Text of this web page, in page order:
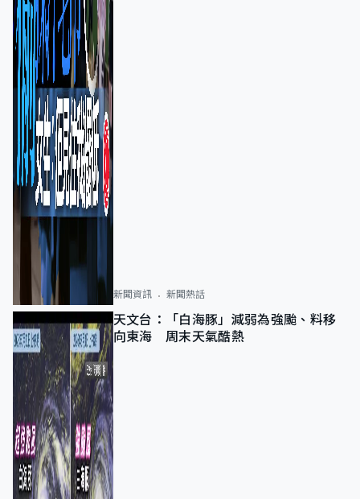
新聞資訊 新聞熱話
天文台：「白海豚」減弱為強颱、料移
向東海 周末天氣酷熱